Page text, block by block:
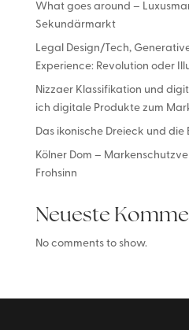
What goes around –
Sekundärmarkt
Legal Design/Tech,
Experience: Revolution oder
Nizzaer Klassifikation und
ich digitale Produkte zum
Das ikonische Dreieck und die
Kölner Dom –
Frohsinn
Neueste
No comments to show.